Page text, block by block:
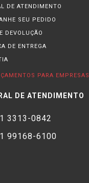
DE ATENDIMENTO
SEU PEDIDO
DEVOLUÇÃO
DE ENTREGA
PARA EMPRESAS
DE ATENDIMENTO
3313-0842
99168-6100